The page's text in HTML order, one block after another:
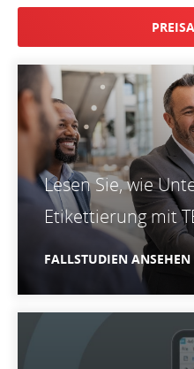
Lesen Sie, wie
Etikettierung mit
FALLSTUDIEN ANSEHEN